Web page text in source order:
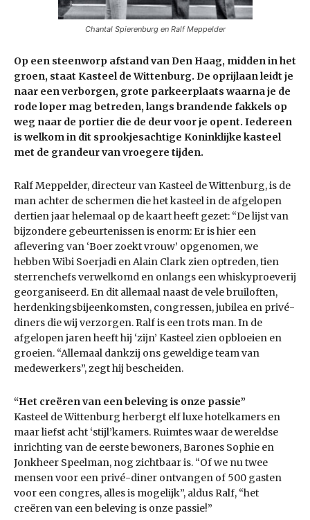
Chantal Spierenburg en Ralf Meppelder
Op een steenworp afstand van Den Haag, midden in het
groen, staat Kasteel de Wittenburg. De oprijlaan leidt je
naar een verborgen, grote parkeerplaats waarna je de
rode loper mag betreden, langs brandende fakkels op
weg naar de portier die de deur voor je opent. Iedereen
is welkom in dit sprookjesachtige Koninklijke kasteel
met de grandeur van vroegere tijden.
Ralf Meppelder, directeur van Kasteel de Wittenburg, is de
man achter de schermen die het kasteel in de afgelopen
dertien jaar helemaal op de kaart heeft gezet: “De lijst van
bijzondere gebeurtenissen is enorm: Er is hier een
aflevering van ‘Boer zoekt vrouw’ opgenomen, we
hebben Wibi Soerjadi en Alain Clark zien optreden, tien
sterrenchefs verwelkomd en onlangs een whiskyproeverij
georganiseerd. En dit allemaal naast de vele bruiloften,
herdenkingsbijeenkomsten, congressen, jubilea en privé-
diners die wij verzorgen. Ralf is een trots man. In de
afgelopen jaren heeft hij ‘zijn’ Kasteel zien opbloeien en
groeien. “Allemaal dankzij ons geweldige team van
medewerkers”, zegt hij bescheiden.
“Het creëren van een beleving is onze passie”
Kasteel de Wittenburg herbergt elf luxe hotelkamers en
maar liefst acht ‘stijl’kamers. Ruimtes waar de wereldse
inrichting van de eerste bewoners, Barones Sophie en
Jonkheer Speelman, nog zichtbaar is. “Of we nu twee
mensen voor een privé-diner ontvangen of 500 gasten
voor een congres, alles is mogelijk”, aldus Ralf, “het
creëren van een beleving is onze passie!”